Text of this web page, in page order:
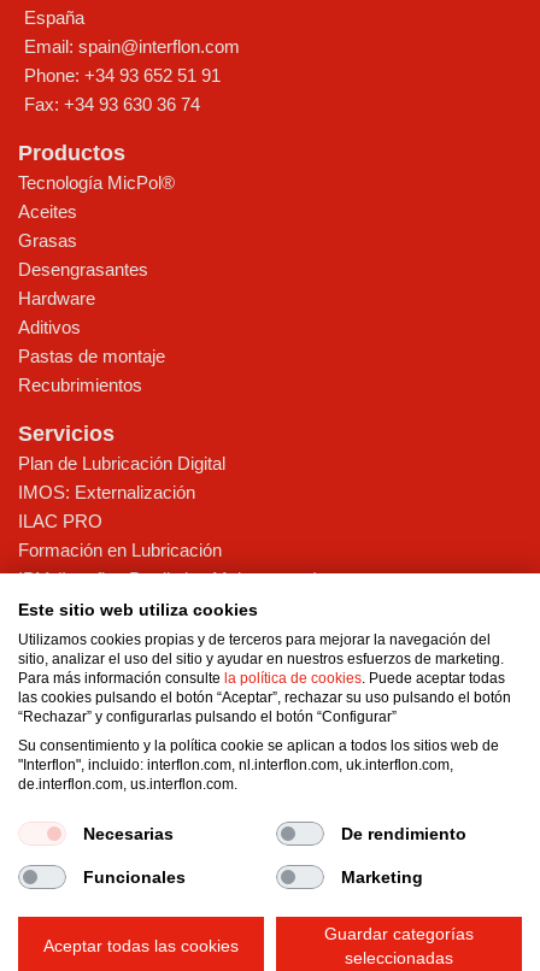
España
Email: spain@interflon.com
Phone: +34 93 652 51 91
Fax: +34 93 630 36 74
Productos
Tecnología MicPol®
Aceites
Grasas
Desengrasantes
Hardware
Aditivos
Pastas de montaje
Recubrimientos
Servicios
Plan de Lubricación Digital
IMOS: Externalización
ILAC PRO
Formación en Lubricación
IPM (Interflon Predictive Maintenance)
Implantación TPM
Diagnóstico telemático
Lubricación Automática
Sobre Nosotros
Certificaciones y sostenibilidad
Nuestros valores
Condiciones generales de venta
Política de Privacidad y Aviso Legal
Impressum
Política de cookies
Canal de denuncias
Este sitio web utiliza cookies
Utilizamos cookies propias y de terceros para mejorar la navegación del
sitio, analizar el uso del sitio y ayudar en nuestros esfuerzos de marketing.
Para más información consulte la política de cookies. Puede aceptar todas
las cookies pulsando el botón “Aceptar”, rechazar su uso pulsando el botón
“Rechazar” y configurarlas pulsando el botón “Configurar”
Su consentimiento y la política cookie se aplican a todos los sitios web de
"Interflon", incluido: interflon.com, nl.interflon.com, uk.interflon.com,
de.interflon.com, us.interflon.com.
Necesarias De rendimiento
Funcionales Marketing
Aceptar todas las cookies
Guardar categorías
seleccionadas